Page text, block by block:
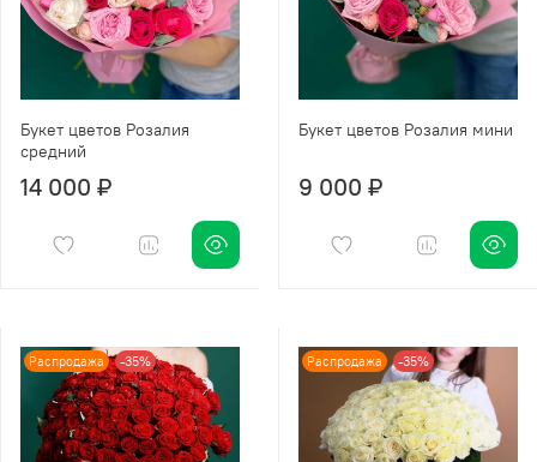
Букет цветов Розалия
средний
14 000 ₽
Букет цветов Розалия мини
9 000 ₽
Распродажа -35% Распродажа -35%